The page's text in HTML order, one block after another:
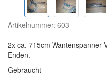
Artikelnummer: 603
2x ca. 715cm Wantenspanner
Enden.
Gebraucht